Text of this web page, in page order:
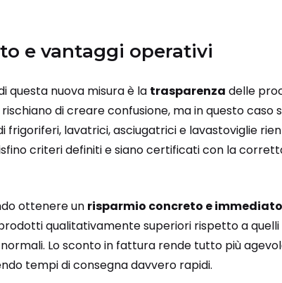
e vantaggi operativi
questa nuova misura è la trasparenza delle
di creare confusione, ma in questo caso
frigoriferi, lavatrici, asciugatrici e lavastoviglie
criteri definiti e siano certificati con la
ottenere un risparmio concreto e immediato
qualitativamente superiori rispetto a
Lo sconto in fattura rende tutto più
tempi di consegna davvero rapidi.